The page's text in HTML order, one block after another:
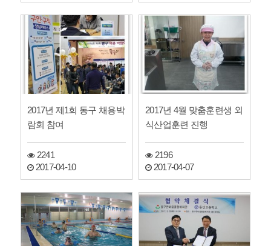
2017년 제1회 동구 채용박
람회 참여
2241
2017-04-10
2017년 4월 맞춤훈련생 외
식산업훈련 진행
2196
2017-04-07